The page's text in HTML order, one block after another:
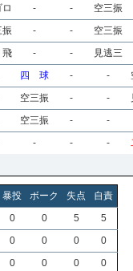
- - 空三振
振 - - 空三振
- - 見逃三
四 球 - -
空三振 - -
空三振 - -
- - -
暴投 ボーク 失点
自責
0 0 5
5
0 0 0
0
0 0 0
0